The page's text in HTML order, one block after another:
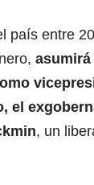
país entre
el
, un